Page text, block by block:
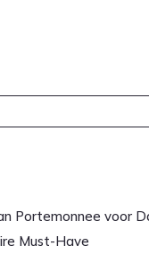
Portemonnee voor
Must-Have